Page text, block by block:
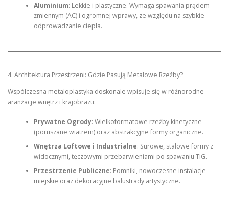
Aluminium: Lekkie i plastyczne. Wymaga spawania prądem
zmiennym (AC) i ogromnej wprawy, ze względu na szybkie
odprowadzanie ciepła.
4. Architektura Przestrzeni: Gdzie Pasują Metalowe Rzeźby?
Współczesna metaloplastyka doskonale wpisuje się w różnorodne
aranżacje wnętrz i krajobrazu:
Prywatne Ogrody: Wielkoformatowe rzeźby kinetyczne
(poruszane wiatrem) oraz abstrakcyjne formy organiczne.
Wnętrza Loftowe i Industrialne: Surowe, stalowe formy z
widocznymi, tęczowymi przebarwieniami po spawaniu TIG.
Przestrzenie Publiczne: Pomniki, nowoczesne instalacje
miejskie oraz dekoracyjne balustrady artystyczne.